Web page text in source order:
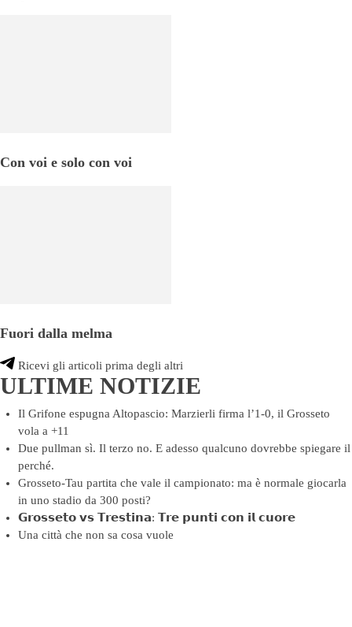
Con voi e solo con voi
Fuori dalla melma
Ricevi gli articoli prima degli altri
ULTIME NOTIZIE
Il Grifone espugna Altopascio: Marzierli firma l’1-0, il Grosseto
vola a +11
Due pullman sì. Il terzo no. E adesso qualcuno dovrebbe spiegare il
perché.
Grosseto-Tau partita che vale il campionato: ma è normale giocarla
in uno stadio da 300 posti?
𝗚𝗿𝗼𝘀𝘀𝗲𝘁𝗼 𝘃𝘀 𝗧𝗿𝗲𝘀𝘁𝗶𝗻𝗮: 𝗧𝗿𝗲 𝗽𝘂𝗻𝘁𝗶 𝗰𝗼𝗻 𝗶𝗹 𝗰𝘂𝗼𝗿𝗲
Una città che non sa cosa vuole